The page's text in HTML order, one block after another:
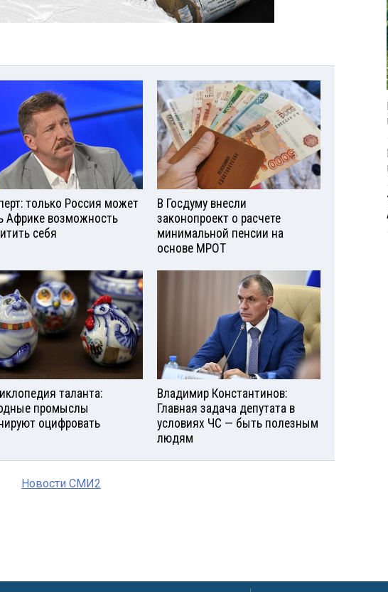
только Россия может
Африке возможность
себя
В Госдуму внесли
законопроект о расчете
минимальной пенсии на
основе МРОТ
таланта:
промыслы
оцифровать
Владимир Константинов:
Главная задача депутата в
условиях ЧС — быть полезным
людям
Новости СМИ2